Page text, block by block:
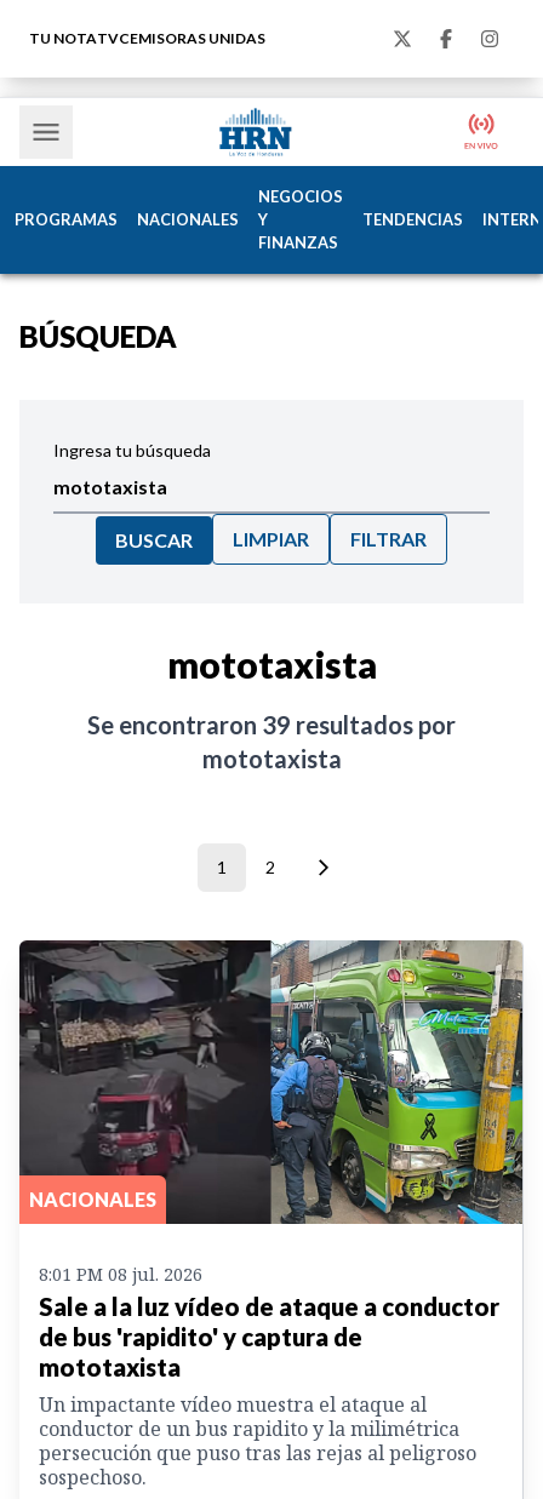
TU NOTATVCEMISORAS UNIDAS
PROGRAMAS NACIONALES
NEGOCIOS
Y
FINANZAS
TENDENCIAS
BÚSQUEDA
Ingresa tu búsqueda
BUSCAR LIMPIAR FILTRAR
mototaxista
Se encontraron 39 resultados por
mototaxista
1 2
NACIONALES
8:01 PM 08 jul. 2026
Sale a la luz vídeo de ataque a conductor
de bus 'rapidito' y captura de
mototaxista
Un impactante vídeo muestra el ataque al
conductor de un bus rapidito y la milimétrica
persecución que puso tras las rejas al peligroso
sospechoso.